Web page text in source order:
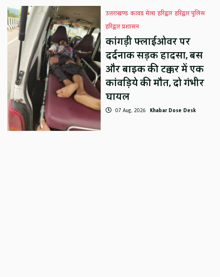
उत्तराखण्ड कावड़ मेला हरिद्वार हरिद्वार पुलिस
हरिद्वार प्रशासन
कांगड़ी फ्लाईओवर पर
दर्दनाक सड़क हादसा, बस
और बाइक की टक्कर में एक
कांवड़िये की मौत, दो गंभीर
घायल
07 Aug, 2026 Khabar Dose Desk